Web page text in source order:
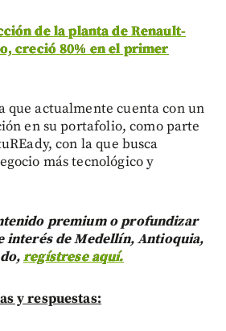
de la planta de Renault-
creció 80% en el primer
que actualmente cuenta con un
en su portafolio, como parte
con la que busca
más tecnológico y
premium o profundizar
interés de Medellín, Antioquia,
regístrese aquí.
y respuestas: